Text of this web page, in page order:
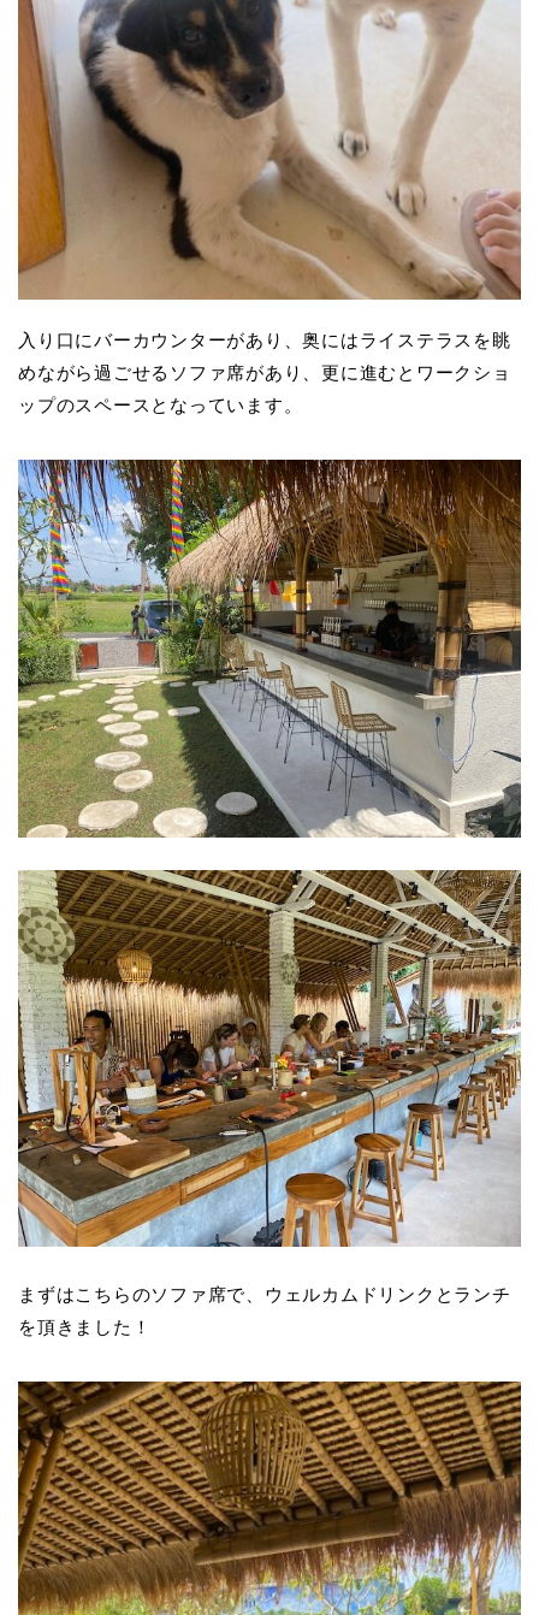
入り口にバーカウンターがあり、奥にはライステラスを眺
めながら過ごせるソファ席があり、更に進むとワークショ
ップのスペースとなっています。
まずはこちらのソファ席で、ウェルカムドリンクとランチ
を頂きました！